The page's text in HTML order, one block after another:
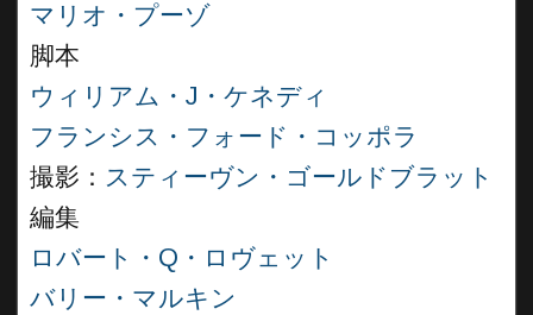
マリオ・プーゾ
脚本
ウィリアム・J・ケネディ
フランシス・フォード・コッポラ
撮影： スティーヴン・ゴールドブラット
編集
ロバート・Q・ロヴェット
バリー・マルキン